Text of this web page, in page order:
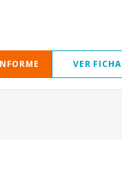
VER FICHA